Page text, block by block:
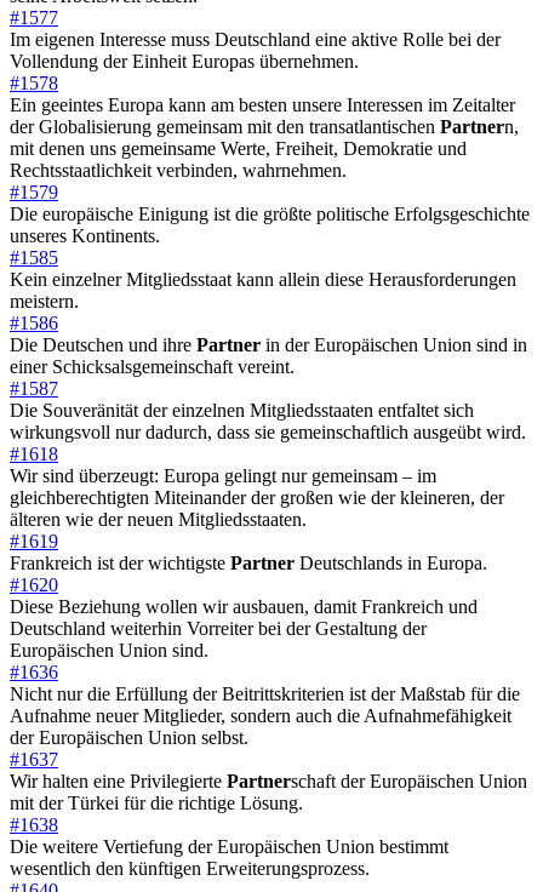
#1577
Im eigenen Interesse muss Deutschland eine aktive Rolle bei der
Vollendung der Einheit Europas übernehmen.
#1578
Ein geeintes Europa kann am besten unsere Interessen im Zeitalter
der Globalisierung gemeinsam mit den transatlantischen Partnern,
mit denen uns gemeinsame Werte, Freiheit, Demokratie und
Rechtsstaatlichkeit verbinden, wahrnehmen.
#1579
Die europäische Einigung ist die größte politische Erfolgsgeschichte
unseres Kontinents.
#1585
Kein einzelner Mitgliedsstaat kann allein diese Herausforderungen
meistern.
#1586
Die Deutschen und ihre Partner in der Europäischen Union sind in
einer Schicksalsgemeinschaft vereint.
#1587
Die Souveränität der einzelnen Mitgliedsstaaten entfaltet sich
wirkungsvoll nur dadurch, dass sie gemeinschaftlich ausgeübt wird.
#1618
Wir sind überzeugt: Europa gelingt nur gemeinsam – im
gleichberechtigten Miteinander der großen wie der kleineren, der
älteren wie der neuen Mitgliedsstaaten.
#1619
Frankreich ist der wichtigste Partner Deutschlands in Europa.
#1620
Diese Beziehung wollen wir ausbauen, damit Frankreich und
Deutschland weiterhin Vorreiter bei der Gestaltung der
Europäischen Union sind.
#1636
Nicht nur die Erfüllung der Beitrittskriterien ist der Maßstab für die
Aufnahme neuer Mitglieder, sondern auch die Aufnahmefähigkeit
der Europäischen Union selbst.
#1637
Wir halten eine Privilegierte Partnerschaft der Europäischen Union
mit der Türkei für die richtige Lösung.
#1638
Die weitere Vertiefung der Europäischen Union bestimmt
wesentlich den künftigen Erweiterungsprozess.